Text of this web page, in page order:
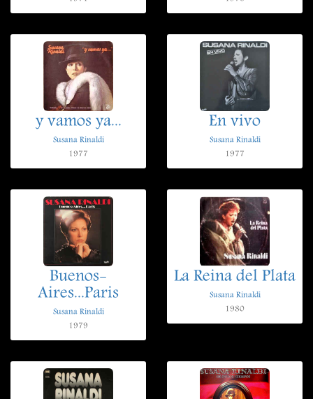
y vamos ya...
Susana Rinaldi
1977
En vivo
Susana Rinaldi
1977
Buenos-
Aires...Paris
Susana Rinaldi
1979
La Reina del Plata
Susana Rinaldi
1980